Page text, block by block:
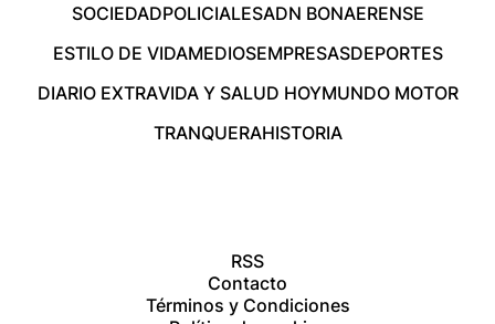
SOCIEDADPOLICIALESADN BONAERENSE
ESTILO DE VIDAMEDIOSEMPRESASDEPORTES
DIARIO EXTRAVIDA Y SALUD HOYMUNDO MOTOR
TRANQUERAHISTORIA
RSS
Contacto
Términos y Condiciones